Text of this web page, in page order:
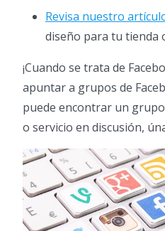
Revisa nuestro
diseño para tu tienda
¡Cuando se trata de
apuntar a grupos de
puede encontrar un
o servicio en discusión,